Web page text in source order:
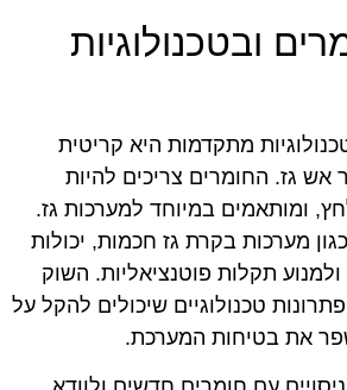
ובטכנולוגיות
מתקדמות היא קריטית
גז. החומרים צריכים להיות
ומותאמים במיוחד למערכות גז.
מערכות בקרת גז חכמות, יכולות
תקלות פוטנציאליות. השוק
טכנולוגיים שיכולים להקל על
את בטיחות המערכת.